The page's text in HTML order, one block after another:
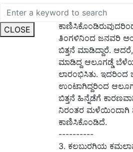
CLOSE
2. ಚಿಕ್ಕಬಳ್ಳಾಪುರ
ತಿಂಗಳಿನಿಂದ ಜನವರಿ
ಬಿತ್ತನೆ ಮಾಡಿದ್ದಾರೆ.
ಮಾಡಿದ್ದ ಆಲೂಗಡ್ಡೆ
ಲಾರಂಭಿಸಿತು. ಇದರಿಂದ
ಉಂಟಾಗಿದ್ದರಿಂದ
ಬಿತ್ತನೆ ಹಿನ್ನೆಡೆಗೆ
ನಿರಂತರ ಮಳೆಯಿಂದಾಗಿ
ಕಾಣಿಸಿಕೊಂಡಿದೆ.
----------
3. ಕಲಬುರಗಿಯ